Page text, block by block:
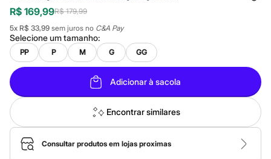
Até 60% off
A partir de 60% off
Feminino
Em alta
Inverno
Alfaiataria
Novidades
Roupas
Blusas e Camisetas
Básicos
Calças
Casacos e Jaquetas
Jeans
Macacões
R$ 169,99R$ 179,99
5x R$ 33,99 sem juros no C&A Pay
Selecione umtamanho:
PP P M G GG
Adicionar à sacola
Encontrar similares
Consultar produtos em lojas proximas